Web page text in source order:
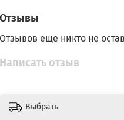
Отзывы
Отзывов еще никто не
Написать отзыв
Выбрать